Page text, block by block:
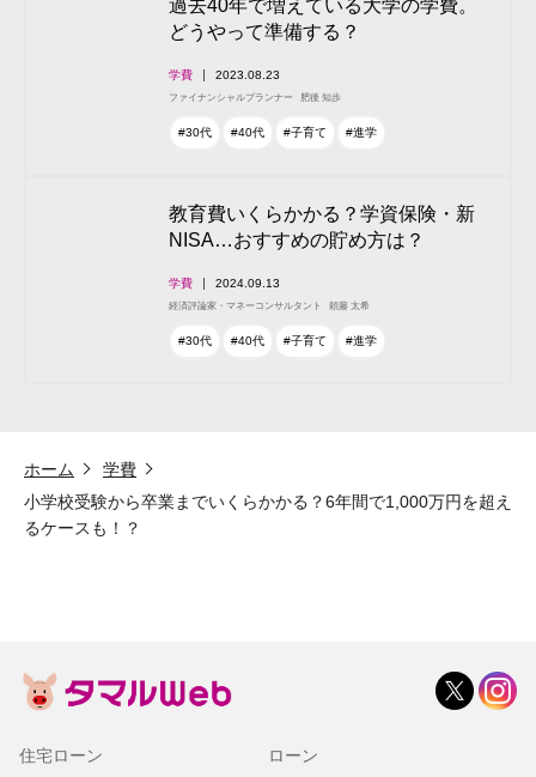
過去40年で増えている大学の学費。
どうやって準備する？
学費 2023.08.23
ファイナンシャルプランナー 肥後 知歩
#30代 #40代 #子育て #進学
教育費いくらかかる？学資保険・新
NISA…おすすめの貯め方は？
学費 2024.09.13
経済評論家・マネーコンサルタント 頼藤 太希
#30代 #40代 #子育て #進学
ホーム
学費
小学校受験から卒業までいくらかかる？6年間で1,000万円を超え
るケースも！？
住宅ローン ローン